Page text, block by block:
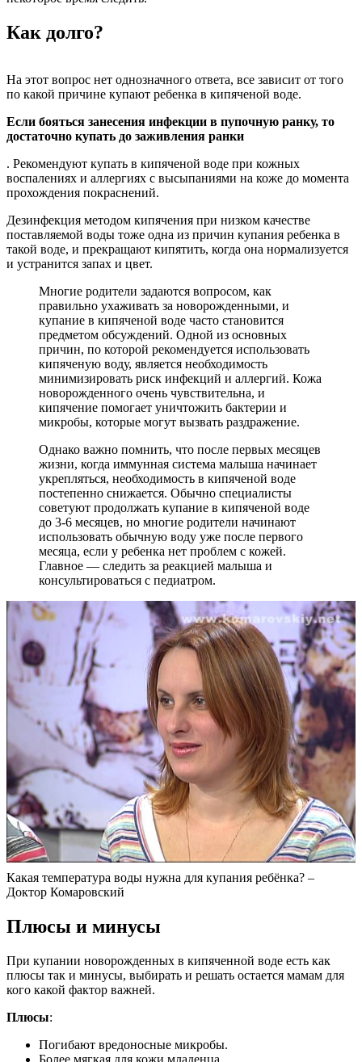
Как долго?
На этот вопрос нет однозначного ответа, все зависит от того
по какой причине купают ребенка в кипяченой воде.
Если бояться занесения инфекции в пупочную ранку, то
достаточно купать до заживления ранки
. Рекомендуют купать в кипяченой воде при кожных
воспалениях и аллергиях с высыпаниями на коже до момента
прохождения покраснений.
Дезинфекция методом кипячения при низком качестве
поставляемой воды тоже одна из причин купания ребенка в
такой воде, и прекращают кипятить, когда она нормализуется
и устранится запах и цвет.
Многие родители задаются вопросом, как
правильно ухаживать за новорожденными, и
купание в кипяченой воде часто становится
предметом обсуждений. Одной из основных
причин, по которой рекомендуется использовать
кипяченую воду, является необходимость
минимизировать риск инфекций и аллергий. Кожа
новорожденного очень чувствительна, и
кипячение помогает уничтожить бактерии и
микробы, которые могут вызвать раздражение.
Однако важно помнить, что после первых месяцев
жизни, когда иммунная система малыша начинает
укрепляться, необходимость в кипяченой воде
постепенно снижается. Обычно специалисты
советуют продолжать купание в кипяченой воде
до 3-6 месяцев, но многие родители начинают
использовать обычную воду уже после первого
месяца, если у ребенка нет проблем с кожей.
Главное — следить за реакцией малыша и
консультироваться с педиатром.
Какая температура воды нужна для купания ребёнка? –
Доктор Комаровский
Плюсы и минусы
При купании новорожденных в кипяченной воде есть как
плюсы так и минусы, выбирать и решать остается мамам для
кого какой фактор важней.
Плюсы:
Погибают вредоносные микробы.
Более мягкая для кожи младенца.